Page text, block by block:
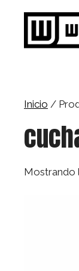
contenido
Inicio /
Mostrando